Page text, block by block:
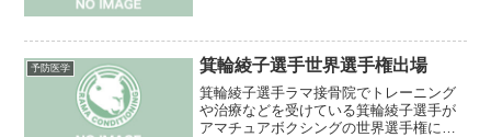
リンピックも決まりましたし、今からキ
ッズの運動能力を上げるこ...
予防医学 箕輪綾子選手世界選手権出場
箕輪綾子選手ラマ接骨院でトレーニング
や治療などを受けている箕輪綾子選手が
アマチュアボクシングの世界選手権に出